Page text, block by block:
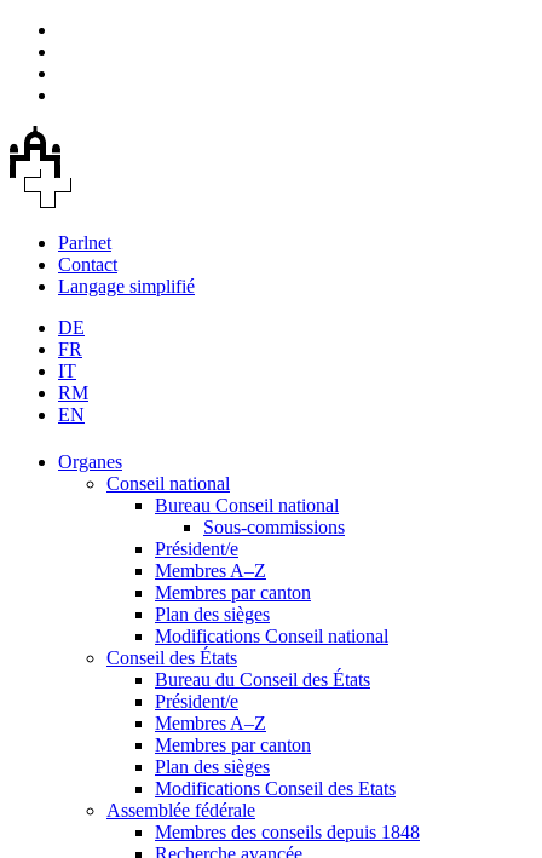
Parlnet
Contact
Langage simplifié
DE
FR
IT
RM
EN
Organes
Conseil national
Bureau Conseil national
Sous-commissions
Président/e
Membres A–Z
Membres par canton
Plan des sièges
Modifications Conseil national
Conseil des États
Bureau du Conseil des États
Président/e
Membres A–Z
Membres par canton
Plan des sièges
Modifications Conseil des Etats
Assemblée fédérale
Membres des conseils depuis 1848